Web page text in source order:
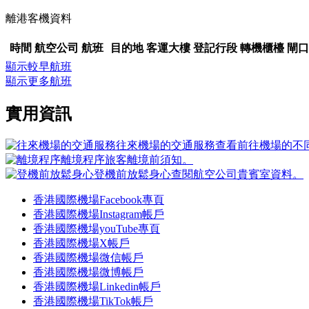
離港客機資料
時間 航空公司 航班 目的地 客運大樓 登記行段 轉機櫃檯 閘口
顯示較早航班
顯示更多航班
實用資訊
往來機場的交通服務查看前往機場的不
離境程序旅客離境前須知。
登機前放鬆身心查閱航空公司貴賓室資料。
香港國際機場Facebook專頁
香港國際機場Instagram帳戶
香港國際機場youTube專頁
香港國際機場X帳戶
香港國際機場微信帳戶
香港國際機場微博帳戶
香港國際機場Linkedin帳戶
香港國際機場TikTok帳戶